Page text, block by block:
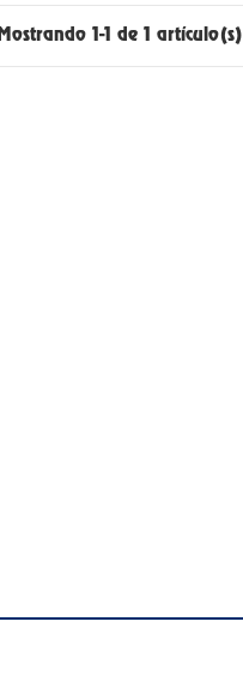
Mostrando 1-1 de 1 artículo(s)